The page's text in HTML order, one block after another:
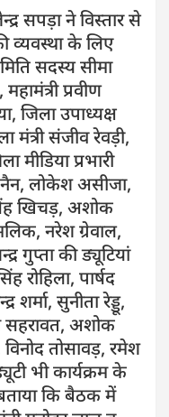
सपड़ा ने विस्तार से
व्यवस्था के लिए
सदस्य सीमा
प्रवीण
जिला उपाध्यक्ष
मंत्री संजीव रेवड़ी,
मीडिया प्रभारी
नैन, लोकेश असीजा,
खिचड़, अशोक
नरेश ग्रेवाल,
गुप्ता की ड्यूटियां
रोहिला, पार्षद
शर्मा, सुनीता रेड्डू,
सहरावत, अशोक
विनोद तोसावड़, रमेश
भी कार्यक्रम के
बताया कि बैठक में